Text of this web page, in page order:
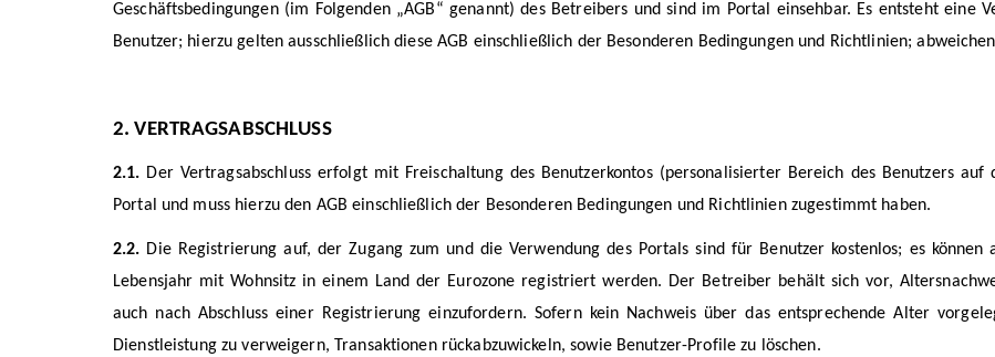
Geschäftsbedingungen (im Folgenden „AGB“ genannt) des Betreibers und sind im Portal einsehbar. Es entsteht eine
Benutzer; hierzu gelten ausschließlich diese AGB einschließlich der Besonderen Bedingungen und Richtlinien;
2. VERTRAGSABSCHLUSS
2.1. Der Vertragsabschluss erfolgt mit Freischaltung des Benutzerkontos (personalisierter Bereich des Benutzers
Portal und muss hierzu den AGB einschließlich der Besonderen Bedingungen und Richtlinien zugestimmt haben.
2.2. Die Registrierung auf, der Zugang zum und die Verwendung des Portals sind für Benutzer kostenlos; es
Lebensjahr mit Wohnsitz in einem Land der Eurozone registriert werden. Der Betreiber behält sich vor,
auch nach Abschluss einer Registrierung einzufordern. Sofern kein Nachweis über das entsprechende Alter
Dienstleistung zu verweigern, Transaktionen rückabzuwickeln, sowie Benutzer-Profile zu löschen.
ZUM NEWSLETTER ANMELDEN